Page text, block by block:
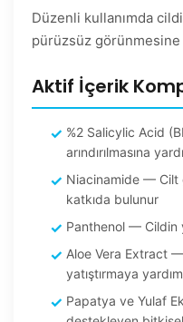
Düzenli kullanımda
pürüzsüz görünmesine
Aktif İçerik
%2 Salicylic Acid
arındırılmasına
Niacinamide — Cilt
katkıda bulunur
Panthenol — Cildin
Aloe Vera Extract
yatıştırmaya
Papatya ve Yulaf